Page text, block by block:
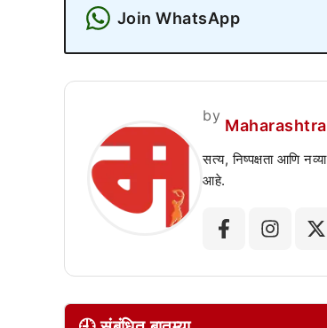
Join WhatsApp
by
सत्य, निष्पक्षता आणि
आहे.